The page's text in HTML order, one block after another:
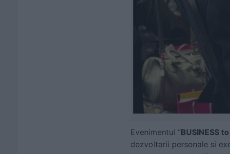
Evenimentul “BUSINESS to
dezvoltarii personale si